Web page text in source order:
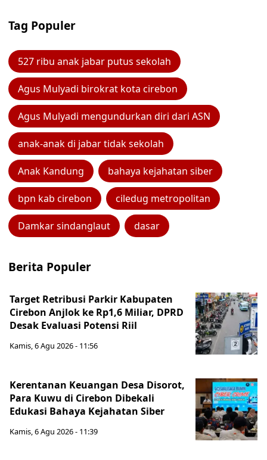
Tag Populer
527 ribu anak jabar putus sekolah
Agus Mulyadi birokrat kota cirebon
Agus Mulyadi mengundurkan diri dari ASN
anak-anak di jabar tidak sekolah
Anak Kandung bahaya kejahatan siber
bpn kab cirebon ciledug metropolitan
Damkar sindanglaut dasar
Berita Populer
Target Retribusi Parkir Kabupaten
Cirebon Anjlok ke Rp1,6 Miliar, DPRD
Desak Evaluasi Potensi Riil
Kamis, 6 Agu 2026 - 11:56
Kerentanan Keuangan Desa Disorot,
Para Kuwu di Cirebon Dibekali
Edukasi Bahaya Kejahatan Siber
Kamis, 6 Agu 2026 - 11:39